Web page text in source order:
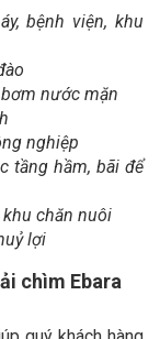
bệnh viện, khu
nước mặn
nghiệp
tầng hầm, bãi để
chăn nuôi
lợi
chìm Ebara